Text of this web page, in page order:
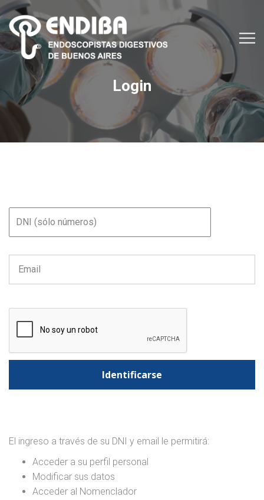
Login
El ingreso a través de su DNI y email le permitirá:
Acceder a su perfil personal
Modificar sus datos
Acceder al Nomenclador